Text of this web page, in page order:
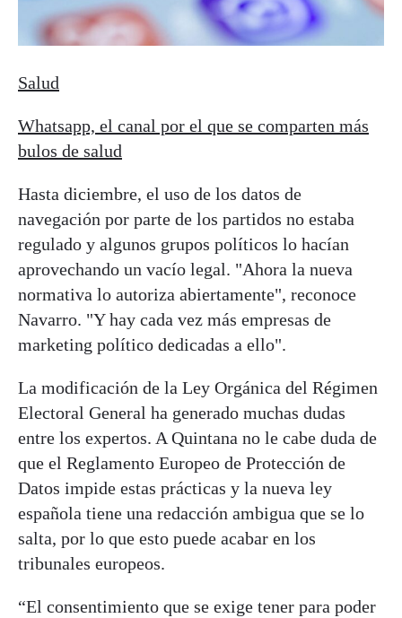
Salud
Whatsapp, el canal por el que se comparten más
bulos de salud
Hasta diciembre, el uso de los datos de
navegación por parte de los partidos no estaba
regulado y algunos grupos políticos lo hacían
aprovechando un vacío legal. "Ahora la nueva
normativa lo autoriza abiertamente", reconoce
Navarro. "Y hay cada vez más empresas de
marketing político dedicadas a ello".
La modificación de la Ley Orgánica del Régimen
Electoral General ha generado muchas dudas
entre los expertos. A Quintana no le cabe duda de
que el Reglamento Europeo de Protección de
Datos impide estas prácticas y la nueva ley
española tiene una redacción ambigua que se lo
salta, por lo que esto puede acabar en los
tribunales europeos.
“El consentimiento que se exige tener para poder